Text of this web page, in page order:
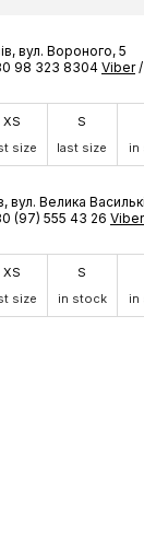
вул. Вороного, 5
98 323 8304Viber /
XS
size
S
last size
in
вул. Велика
(97) 555 43 26 Viber
XS
size
S
in stock
in